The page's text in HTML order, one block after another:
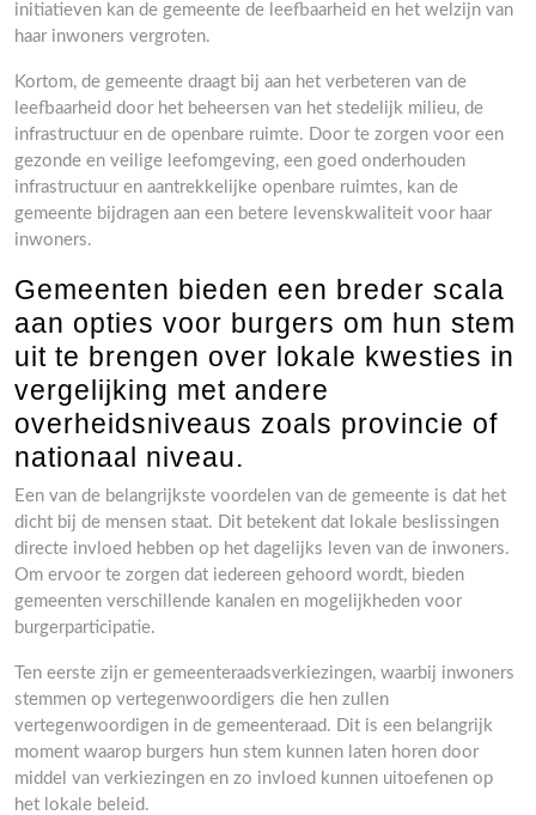
initiatieven kan de gemeente de leefbaarheid en het welzijn van
haar inwoners vergroten.
Kortom, de gemeente draagt bij aan het verbeteren van de
leefbaarheid door het beheersen van het stedelijk milieu, de
infrastructuur en de openbare ruimte. Door te zorgen voor een
gezonde en veilige leefomgeving, een goed onderhouden
infrastructuur en aantrekkelijke openbare ruimtes, kan de
gemeente bijdragen aan een betere levenskwaliteit voor haar
inwoners.
Gemeenten bieden een breder scala
aan opties voor burgers om hun stem
uit te brengen over lokale kwesties in
vergelijking met andere
overheidsniveaus zoals provincie of
nationaal niveau.
Een van de belangrijkste voordelen van de gemeente is dat het
dicht bij de mensen staat. Dit betekent dat lokale beslissingen
directe invloed hebben op het dagelijks leven van de inwoners.
Om ervoor te zorgen dat iedereen gehoord wordt, bieden
gemeenten verschillende kanalen en mogelijkheden voor
burgerparticipatie.
Ten eerste zijn er gemeenteraadsverkiezingen, waarbij inwoners
stemmen op vertegenwoordigers die hen zullen
vertegenwoordigen in de gemeenteraad. Dit is een belangrijk
moment waarop burgers hun stem kunnen laten horen door
middel van verkiezingen en zo invloed kunnen uitoefenen op
het lokale beleid.